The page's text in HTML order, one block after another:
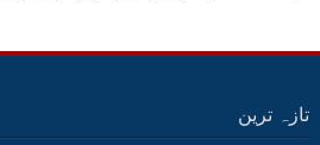
تازہ ترین